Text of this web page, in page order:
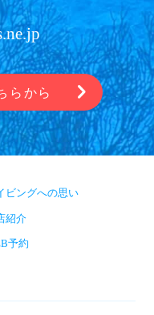
らから
ビングへの思い
紹介
予約